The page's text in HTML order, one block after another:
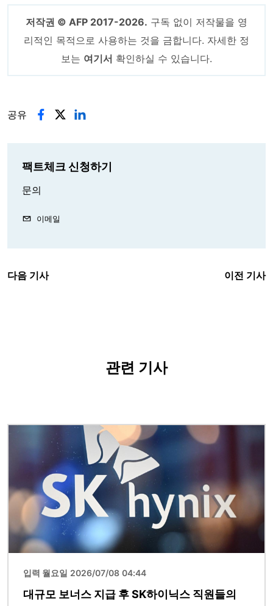
저작권 © AFP 2017-2026. 구독 없이 저작물을 영
리적인 목적으로 사용하는 것을 금합니다. 자세한 정
보는 여기서 확인하실 수 있습니다.
공유
팩트체크 신청하기
문의
이메일
다음 기사 이전 기사
관련 기사
입력 월요일 2026/07/08 04:44
대규모 보너스 지급 후 SK하이닉스 직원들의